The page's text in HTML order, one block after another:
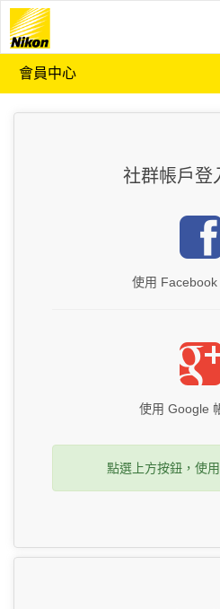
會員中心
社群帳戶登
使用 Facebook
使用 Google
點選上方按鈕，使